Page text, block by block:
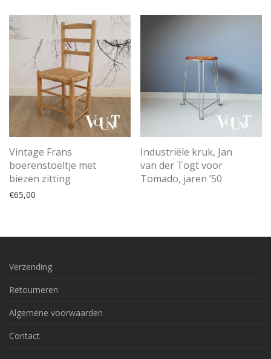
Vintage Frans
boerenstoeltje met
biezen zitting
€65,00
Industriële kruk, Jan
van der Togt voor
Tomado, jaren ’50
Verzending
Retourneren
Algemene voorwaarden
Contact